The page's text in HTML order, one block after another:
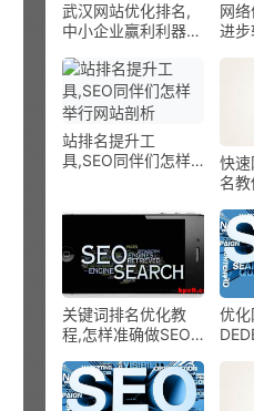
武汉网站优化排名,
中小企业赢利利器：
的异军突起
网
进步
站排名提升工
具,SEO同伴们怎样
快
名
关键词排名优化教
程,怎样准确做SEO
体验
优